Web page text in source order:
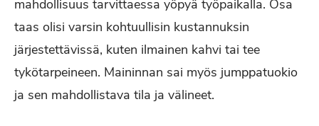
mahdollisuus tarvittaessa yöpyä työpaikalla. Osa
taas olisi varsin kohtuullisin kustannuksin
järjestettävissä, kuten ilmainen kahvi tai tee
tykötarpeineen. Maininnan sai myös jumppatuokio
ja sen mahdollistava tila ja välineet.